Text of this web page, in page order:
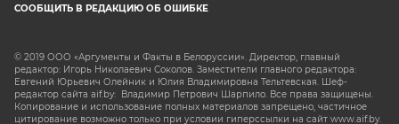
СООБЩИТЬ В РЕДАКЦИЮ ОБ ОШИБКЕ
© 2019 ООО «Аргументы и Факты в Белоруссии». Директор, главный
редактор: Игорь Николаевич Соколов. Заместители главного редактора:
Евгений Юрьевич Олейник и Юлия Владимировна Тельтевская. Шеф-
редактор сайта aif.by: Владимир Петрович Шарпило. Все права защищены.
Копирование и использование полных материалов запрещено, частичное
цитирование возможно только при условии гиперссылки на сайт www.aif.by.